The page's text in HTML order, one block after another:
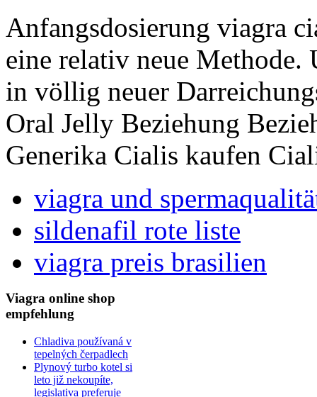
Anfangsdosierung viagra
eine relativ neue Methode.
in völlig neuer
Oral Jelly Beziehung
Generika Cialis kaufen
viagra und
sildenafil rote liste
viagra preis brasilien
Viagra online shop
empfehlung
Chladiva používaná v
tepelných čerpadlech
Plynový turbo kotel si
leto již nekoupíte,
legislativa preferuje